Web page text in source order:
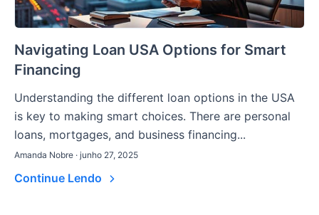
Navigating Loan USA Options for Smart
Financing
Understanding the different loan options in the USA
is key to making smart choices. There are personal
loans, mortgages, and business financing...
Amanda Nobre · junho 27, 2025
Continue Lendo